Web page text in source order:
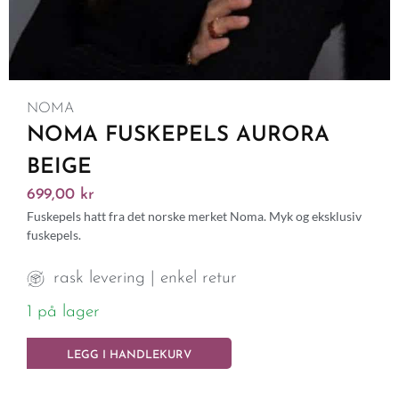
NOMA
NOMA FUSKEPELS AURORA
BEIGE
699,00 kr
Fuskepels hatt fra det norske merket Noma. Myk og eksklusiv
fuskepels.
rask levering | enkel retur
1 på lager
LEGG I HANDLEKURV